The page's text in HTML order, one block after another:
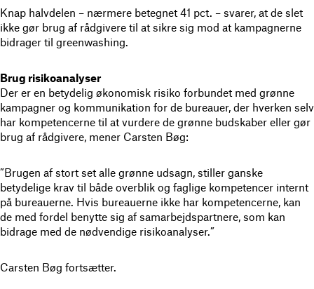
Knap halvdelen – nærmere betegnet 41 pct. – svarer, at de slet
ikke gør brug af rådgivere til at sikre sig mod at kampagnerne
bidrager til greenwashing.
Brug risikoanalyser
Der er en betydelig økonomisk risiko forbundet med grønne
kampagner og kommunikation for de bureauer, der hverken selv
har kompetencerne til at vurdere de grønne budskaber eller gør
brug af rådgivere, mener Carsten Bøg:
”Brugen af stort set alle grønne udsagn, stiller ganske
betydelige krav til både overblik og faglige kompetencer internt
på bureauerne. Hvis bureauerne ikke har kompetencerne, kan
de med fordel benytte sig af samarbejdspartnere, som kan
bidrage med de nødvendige risikoanalyser.”
Carsten Bøg fortsætter.